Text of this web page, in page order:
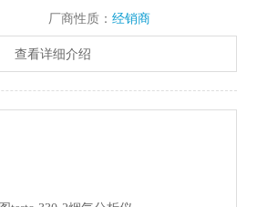
厂商性质： 经销商
查看详细介绍